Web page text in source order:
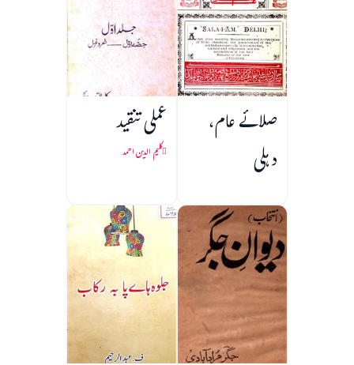
صلائے عام،
دہلی
عملی تنقید
کلیم الدین احمد